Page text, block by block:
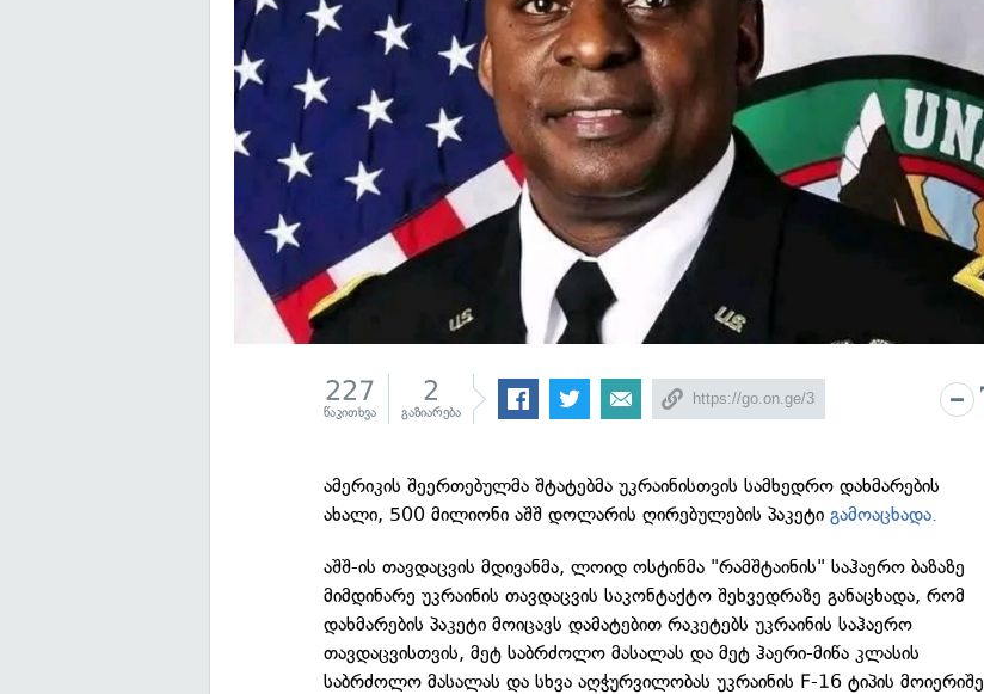
227
წაკითხვა
2
გაზიარება
ამერიკის შეერთებულმა შტატებმა უკრაინისთვის სამხედრო დახმარების
ახალი, 500 მილიონი აშშ დოლარის ღირებულების პაკეტიგამოაცხადა.
აშშ-ის თავდაცვის მდივანმა, ლოიდ ოსტინმა "რამშტაინის" საჰაერო ბაზაზე
მიმდინარე უკრაინის თავდაცვის საკონტაქტო შეხვედრაზე განაცხადა, რომ
დახმარების პაკეტი მოიცავს დამატებით რაკეტებს უკრაინის საჰაერო
თავდაცვისთვის, მეტ საბრძოლო მასალას და მეტ ჰაერი-მიწა კლასის
საბრძოლო მასალას და სხვა აღჭურვილობას უკრაინის F-16 ტიპის მოიერიშე